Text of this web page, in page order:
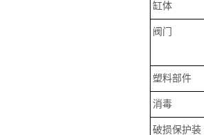
缸体
阀门
塑料部件
消毒
破损保护装